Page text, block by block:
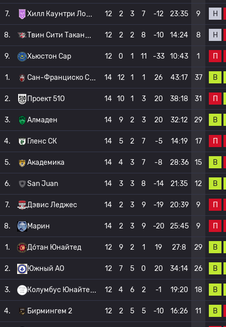
7. Хилл Каунтри Ло 12 2 3 7 -12 23:35 9 Н
8. Твин Сити Такан 12 2 2 8 -10 14:24 8 Н
9. Хьюстон Сар 12 0 1 11 -33 10:43 1 П
1. Сан-Франциско С 14 12 1 1 26 43:17 37 В
2. Проект 51О 14 10 1 3 20 38:18 31 П
3. Алмаден 14 9 2 3 20 32:12 29 В
4. Гленс СК 14 5 2 7 -5 14:19 17 П
5. Академика 14 4 3 7 -8 28:36 15 В
6. San Juan 14 3 3 8 -14 21:35 12 В
7. Дэвис Леджес 14 2 3 9 -19 20:39 9 П
8. Марин 14 2 3 9 -20 25:45 9 П
1. До́тан Юнайтед 12 9 2 1 19 27:8 29 В
2. Южный АО 12 7 5 0 20 34:14 26 В
3. Колумбус Юнайте 12 4 6 2 -1 19:20 18 В
4. Бирмингем 2 12 2 5 5 -10 16:26 11 В